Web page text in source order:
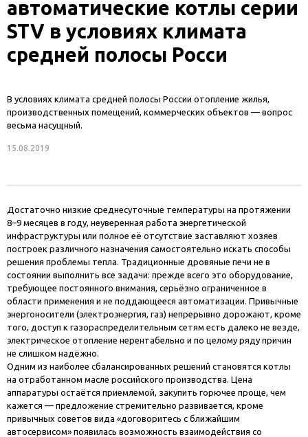
автоматические котлы серии
STV в условиях климата
средней полосы Росси
В условиях климата средней полосы России отопление жилья,
производственных помещений, коммерческих объектов — вопрос
весьма насущный.
15.08.2019
Достаточно низкие среднесуточные температуры на протяжении
8–9 месяцев в году, неуверенная работа энергетической
инфраструктуры или полное её отсутствие заставляют хозяев
построек различного назначения самостоятельно искать способы
решения проблемы тепла. Традиционные дровяные печи не в
состоянии выполнить все задачи: прежде всего это оборудование,
требующее постоянного внимания, серьёзно ограниченное в
области применения и не поддающееся автоматизации. Привычные
энергоносители (электроэнергия, газ) непрерывно дорожают, кроме
того, доступ к газораспределительным сетям есть далеко не везде,
электрическое отопление нерентабельно и по целому ряду причин
не слишком надёжно.
Одним из наиболее сбалансированных решений становятся котлы
на отработанном масле российского производства. Цена
аппаратуры остаётся приемлемой, закупить горючее проще, чем
кажется — предложение стремительно развивается, кроме
привычных советов вида «договоритесь с ближайшим
автосервисом» появилась возможность взаимодействия со